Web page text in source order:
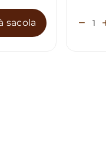
sacola